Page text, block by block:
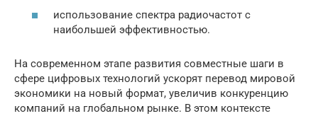
использование спектра радиочастот с
наибольшей эффективностью.
На современном этапе развития совместные шаги в
сфере цифровых технологий ускорят перевод мировой
экономики на новый формат, увеличив конкуренцию
компаний на глобальном рынке. В этом контексте